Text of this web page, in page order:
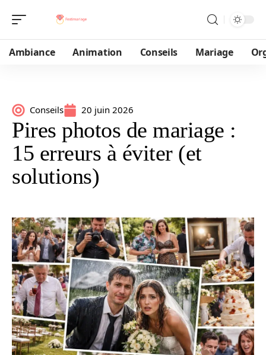
Ambiance Animation Conseils Mariage
Conseils 20 juin 2026
Pires photos de mariage :
15 erreurs à éviter (et
solutions)